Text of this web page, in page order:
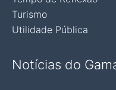
Turismo
Utilidade Pública
Notícias do